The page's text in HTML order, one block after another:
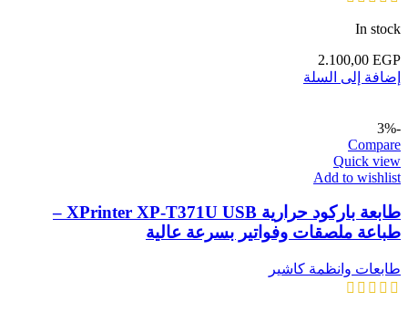
In stock
2.100,00 EGP
إضافة إلى السلة
-3%
Compare
Quick view
Add to wishlist
طابعة باركود حرارية XPrinter XP-T371U USB –
طباعة ملصقات وفواتير بسرعة عالية
طابعات وانظمة كاشير